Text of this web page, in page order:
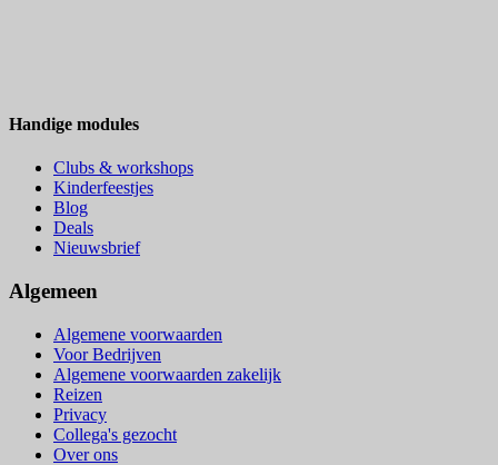
Handige modules
Clubs & workshops
Kinderfeestjes
Blog
Deals
Nieuwsbrief
Algemeen
Algemene voorwaarden
Voor Bedrijven
Algemene voorwaarden zakelijk
Reizen
Privacy
Collega's gezocht
Over ons